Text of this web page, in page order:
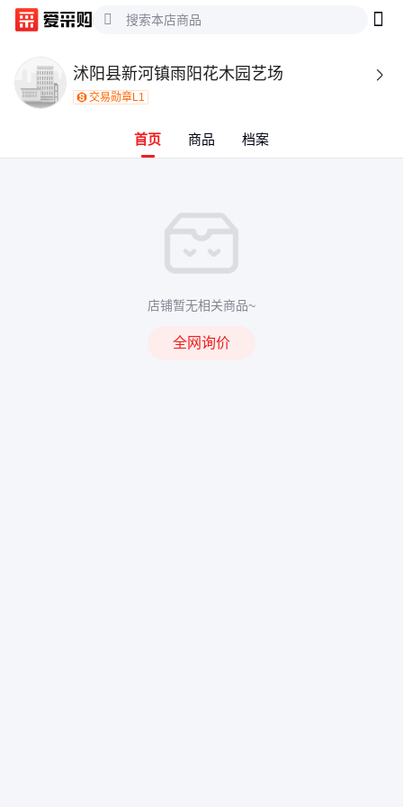
沭阳县新河镇雨阳花木园艺场 
交易勋章L1
首页 商品 档案
店铺暂无相关商品~
全网询价